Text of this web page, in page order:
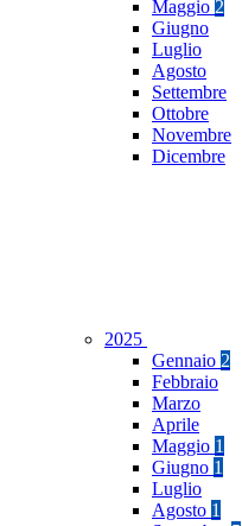
Maggio 2
Giugno
Luglio
Agosto
Settembre
Ottobre
Novembre
Dicembre
2025
Gennaio 2
Febbraio
Marzo
Aprile
Maggio 1
Giugno 1
Luglio
Agosto 1